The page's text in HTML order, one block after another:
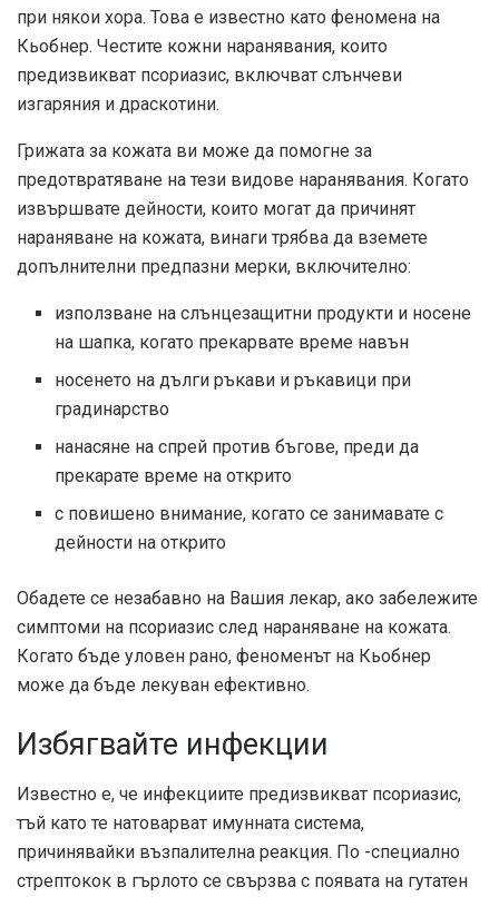
при някои хора. Това е известно като феномена на
Кьобнер. Честите кожни наранявания, които
предизвикват псориазис, включват слънчеви
изгаряния и драскотини.
Грижата за кожата ви може да помогне за
предотвратяване на тези видове наранявания. Когато
извършвате дейности, които могат да причинят
нараняване на кожата, винаги трябва да вземете
допълнителни предпазни мерки, включително:
използване на слънцезащитни продукти и носене
на шапка, когато прекарвате време навън
носенето на дълги ръкави и ръкавици при
градинарство
нанасяне на спрей против бъгове, преди да
прекарате време на открито
с повишено внимание, когато се занимавате с
дейности на открито
Обадете се незабавно на Вашия лекар, ако забележите
симптоми на псориазис след нараняване на кожата.
Когато бъде уловен рано, феноменът на Кьобнер
може да бъде лекуван ефективно.
Избягвайте инфекции
Известно е, че инфекциите предизвикват псориазис,
тъй като те натоварват имунната система,
причинявайки възпалителна реакция. По -специално
стрептокок в гърлото се свързва с появата на гутатен